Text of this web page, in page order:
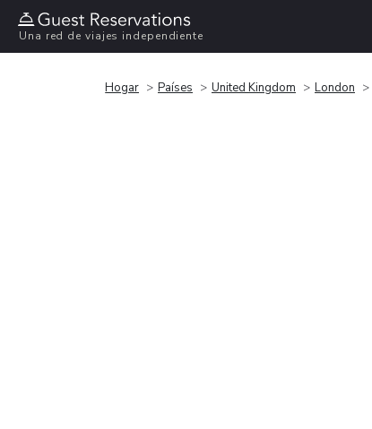
Una red de viajes independiente
Hogar Países United Kingdom London